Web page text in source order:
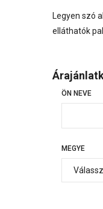
Legyen szó
elláthatók
ÖN NEVE
MEGYE